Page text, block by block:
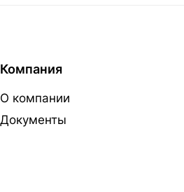
Компания
О компании
Документы